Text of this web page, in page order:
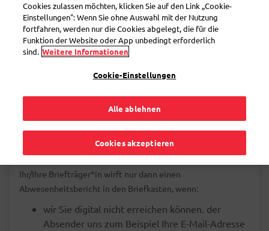
Wann erhalte ich
noch einen
Abwesenheitsbericht
auf Papier?
Ihr/Ihre Briefträger*in wirft nur dann einen
Abwesenheitsbericht in den Briefkasten, wenn:
wir Sie digital nicht erreichen können. der
Absender uns zum Beispiel Ihre E-Mail-Adresse
Cookies zulassen möchten, klicken Sie auf den Link „Cookie-
Einstellungen": Wenn Sie ohne Auswahl mit der Nutzung
fortfahren, werden nur die Cookies abgelegt, die für die
Funktion der Website oder App unbedingt erforderlich
sind. Weitere Informationen
Cookie-Einstellungen
Alle ablehnen
Cookies akzeptieren